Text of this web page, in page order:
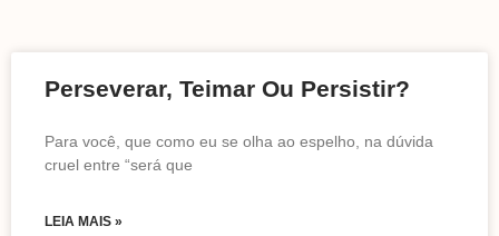
Perseverar, Teimar Ou Persistir?
Para você, que como eu se olha ao espelho, na dúvida
cruel entre “será que
LEIA MAIS »